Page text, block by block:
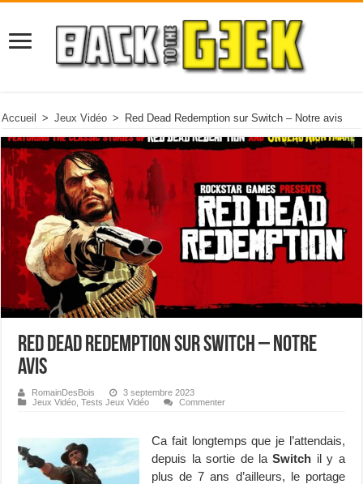
Accueil > Jeux Vidéo > Red Dead Redemption sur Switch – Notre avis
Red Dead Redemption sur Switch – Notre
avis
RomainDesBois
3 septembre 2023
Jeux Vidéo ,Tests Jeux Vidéo Commenter
Ca fait longtemps que je l’attendais,
depuis la sortie de laSwitch il y a
plus de 7 ans d’ailleurs, le portage